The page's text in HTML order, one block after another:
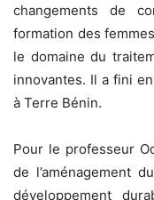
changements de
formation des
le domaine du
innovantes. Il a fini
à Terre Bénin.
Pour le professeur
de l’aménagement
développement